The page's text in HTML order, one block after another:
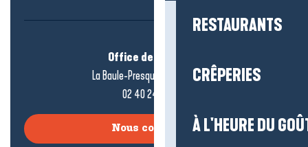
RESTAURANTS
CRÊPERIES
À L'HEURE DU
Office de tourisme
La Baule-Presqu’île de Guérande
02 40 24 34 44
Nous contacter